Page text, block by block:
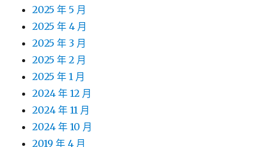
2025 年 5 月
2025 年 4 月
2025 年 3 月
2025 年 2 月
2025 年 1 月
2024 年 12 月
2024 年 11 月
2024 年 10 月
2019 年 4 月